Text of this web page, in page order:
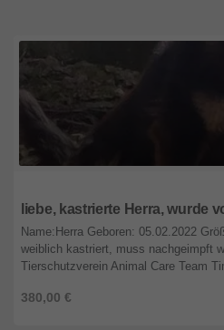
380,00 €
Name:Herra Geboren: 05.02.2022
weiblich kastriert, muss nachgeimpft
Tierschutzverein Animal Care Team